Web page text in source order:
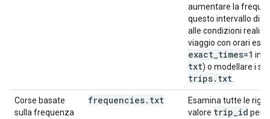
aumentare la
questo intervallo di
alle condizioni reali.
viaggio con orari
exact times=1 in
txt) o modellare i
trips. txt
Corse basate
sulla frequenza
frequencies. txt
Esamina tutte le
valore trip id per